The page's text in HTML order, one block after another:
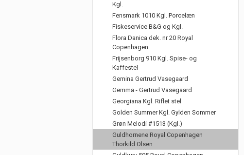
Kgl.
Fensmark 1010 Kgl. Porcelæn
Fiskeservice B&G og Kgl.
Flora Danica dek. nr 20 Royal
Copenhagen
Frijsenborg 910 Kgl. Spise- og
Kaffestel
Gemina Gertrud Vasegaard
Gemma - Gertrud Vasegaard
Georgiana Kgl. Riflet stel
Golden Summer Kgl. Gylden Sommer
Grøn Melodi #1513 (Kgl.)
Guldhornene Royal Copenhagen
Thorkild Olsen